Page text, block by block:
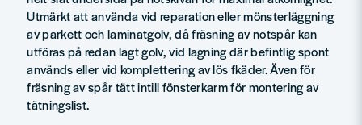
Utmärkt att använda vid reparation eller mönsterläggning
av parkett och laminatgolv, då fräsning av notspår kan
utföras på redan lagt golv, vid lagning där befintlig spont
används eller vid komplettering av lös fkäder. Även för
fräsning av spår tätt intill fönsterkarm för montering av
tätningslist.